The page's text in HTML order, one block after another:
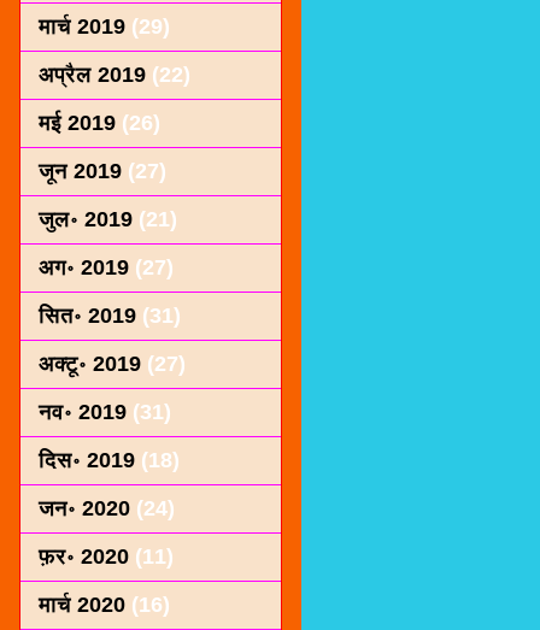
मार्च 2019 (29)
अप्रैल 2019 (22)
मई 2019 (26)
जून 2019 (27)
जुल॰ 2019 (21)
अग॰ 2019 (27)
सित॰ 2019 (31)
अक्टू॰ 2019 (27)
नव॰ 2019 (31)
दिस॰ 2019 (18)
जन॰ 2020 (24)
फ़र॰ 2020 (11)
मार्च 2020 (16)